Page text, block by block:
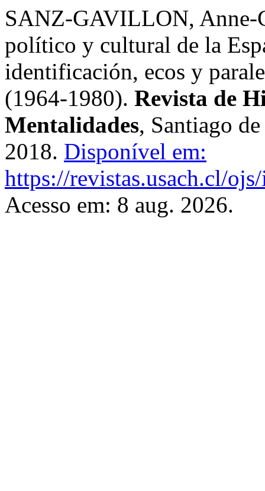
SANZ-GAVILLON, Anne-
político y cultural de la
identificación, ecos y
(1964-1980). Revista de
Mentalidades, Santiago
2018. Disponível em:
https://revistas.usach.cl/
Acesso em: 8 aug. 2026.